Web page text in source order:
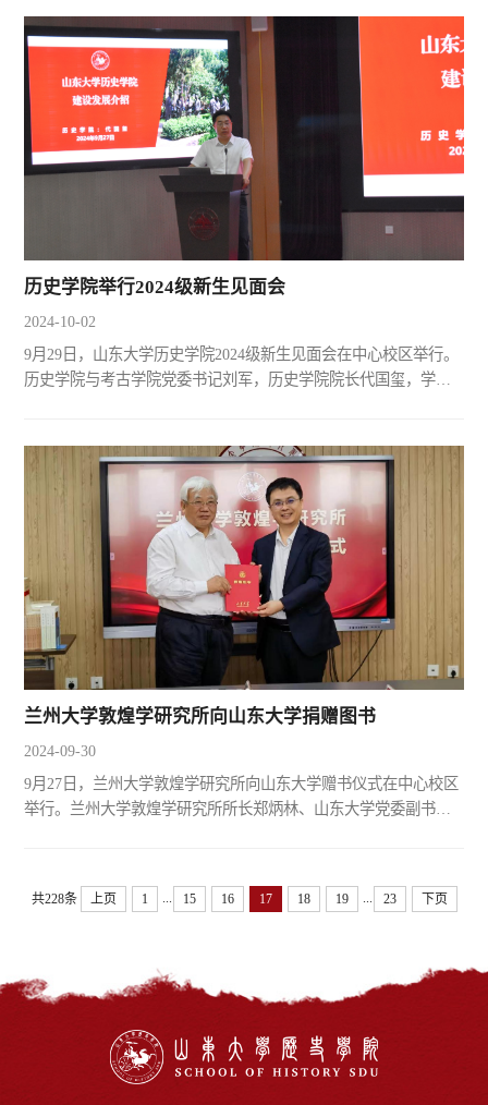
（24BZS066）屈宁一般项目中国历史2近代黄淮关系史研究
（24BZS077）李发根一般项目中国历史3全球史视野下的文艺复
兴思想研究（24BSS048）卢镇一般项目世界历史4中国古代文献保
护史料整理与知识...
历史学院举行2024级新生见面会
2024-10-02
9月29日，山东大学历史学院2024级新生见面会在中心校区举行。
历史学院与考古学院党委书记刘军，历史学院院长代国玺，学院
主持。代国玺代表学院全体师生向2024级新生的到来表示热烈欢
迎。随后他围绕历史源流，学院现状和未来发展三个板块，对学
院的建设发展情况进行了介绍。他指出，学院办学传统源远流
长，锐...
兰州大学敦煌学研究所向山东大学捐赠图书
2024-09-30
9月27日，兰州大学敦煌学研究所向山东大学赠书仪式在中心校区
举行。兰州大学敦煌学研究所所长郑炳林、山东大学党委副书记
书。此次捐赠图书共计120册，其中《港台敦煌学文库》100册、
《敦煌通史》7册、《敦煌碑铭赞辑释（增订本）》3册，皆为以
共228条 上页 1 ... 15 16 17 18 19 ... 23 下页